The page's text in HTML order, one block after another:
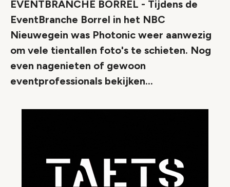
EVENTBRANCHE BORREL - Tijdens de
EventBranche Borrel in het NBC
Nieuwegein was Photonic weer aanwezig
om vele tientallen foto's te schieten. Nog
even nagenieten of gewoon
eventprofessionals bekijken...